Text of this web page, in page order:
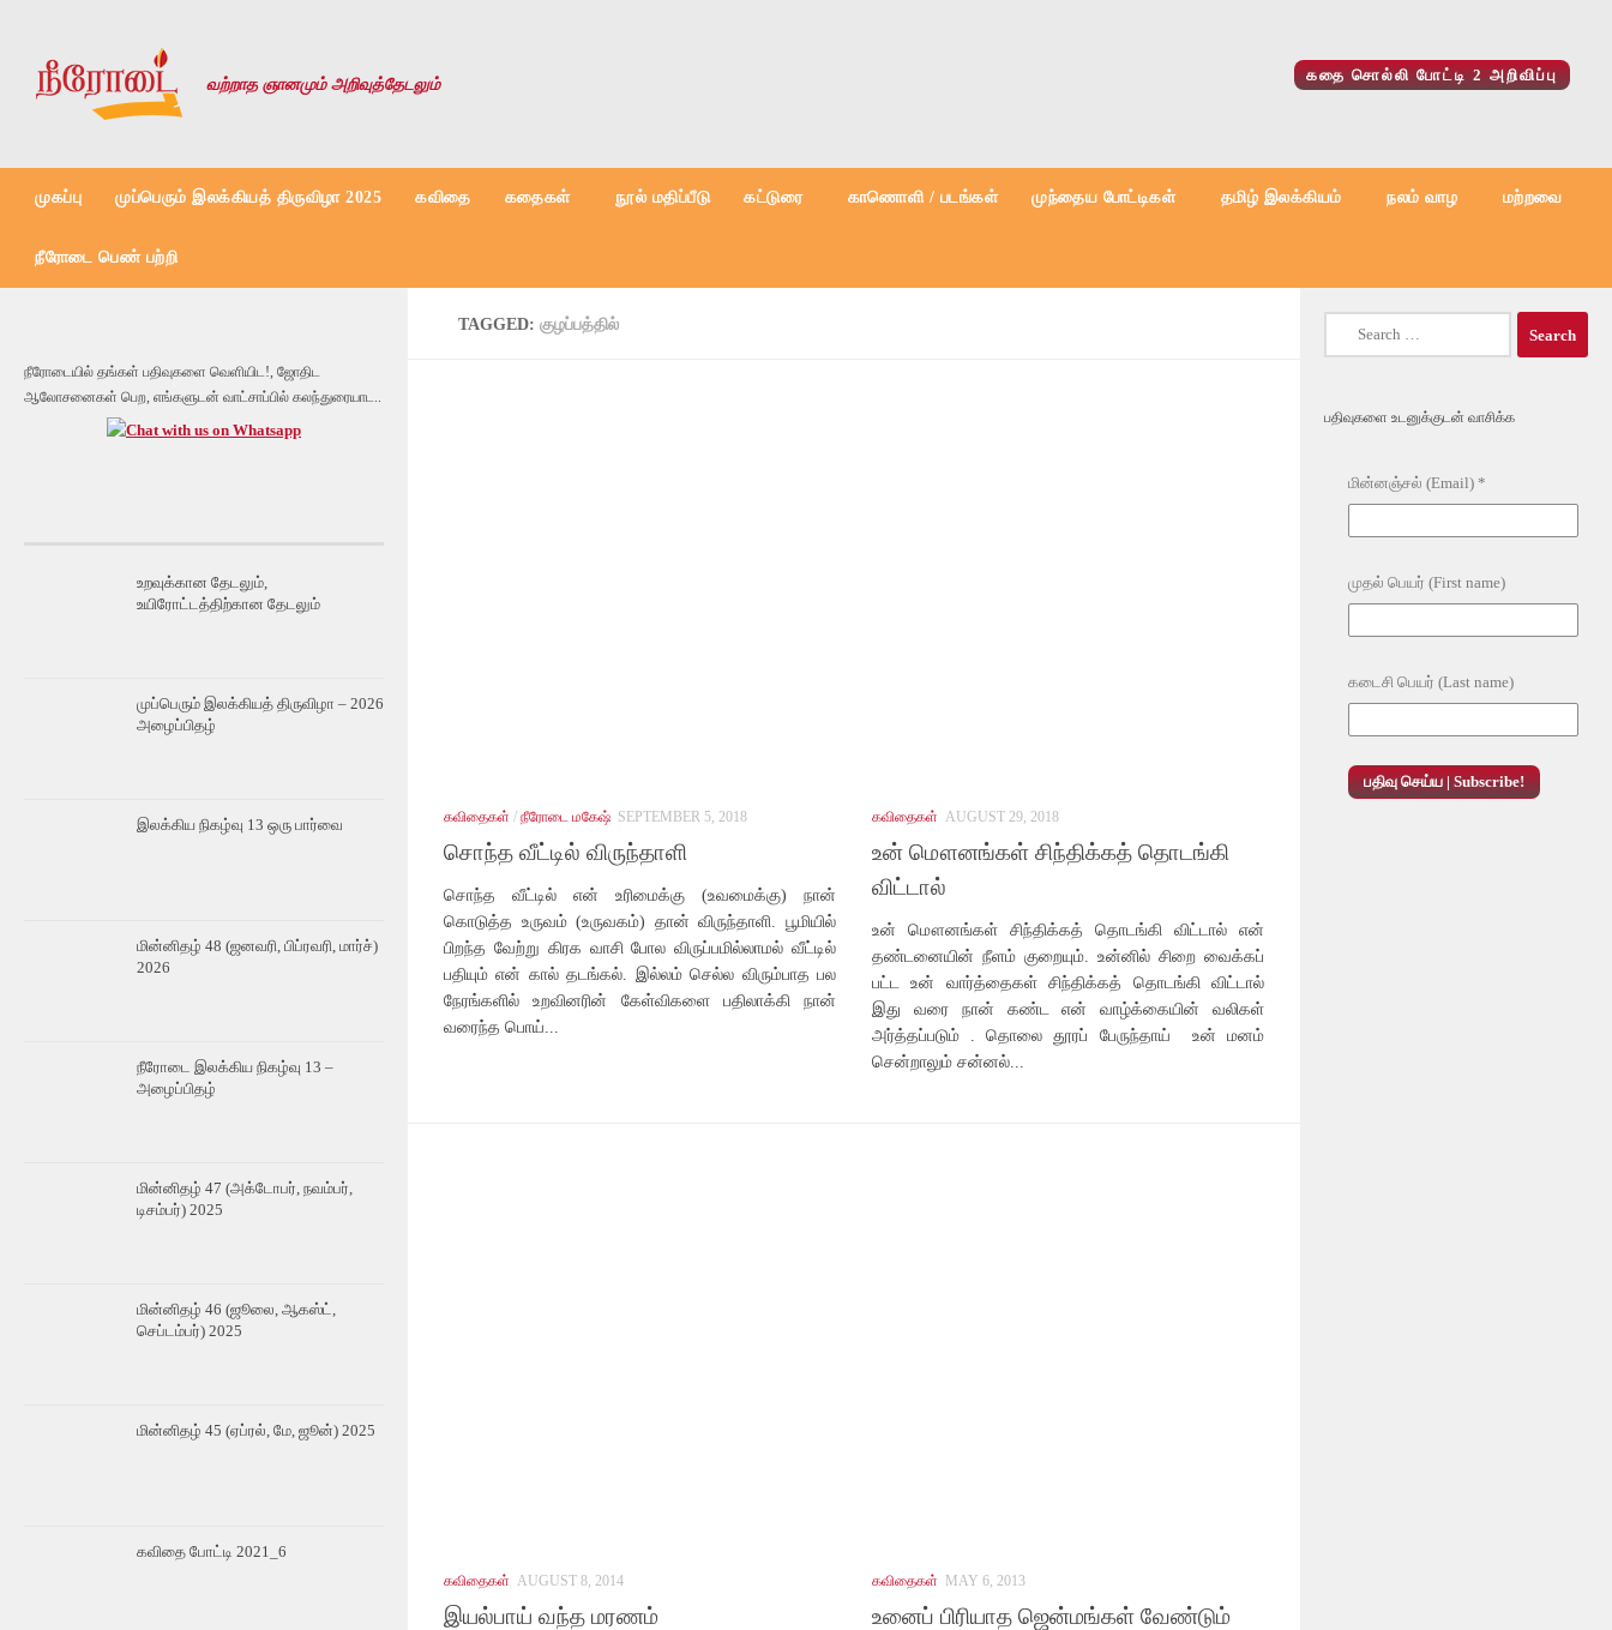
வற்றாத ஞானமும் அறிவுத்தேடலும் கதை சொல்லி போட்டி 2 அறிவிப்பு
முகப்பு முப்பெரும் இலக்கியத் திருவிழா 2025 கவிதை கதைகள் நூல் மதிப்பீடு கட்டுரை காணொளி / படங்கள் முந்தைய போட்டிகள் தமிழ் இலக்கியம் நலம் வாழ மற்றவை
நீரோடை பெண் பற்றி
TAGGED: குழப்பத்தில்
கவிதைகள் / நீரோடை மகேஷ் SEPTEMBER 5, 2018
சொந்த வீட்டில் விருந்தாளி
சொந்த வீட்டில் என் உரிமைக்கு (உவமைக்கு) நான்
கொடுத்த உருவம் (உருவகம்) தான் விருந்தாளி. பூமியில்
பிறந்த வேற்று கிரக வாசி போல விருப்பமில்லாமல் வீட்டில்
பதியும் என் கால் தடங்கல். இல்லம் செல்ல விரும்பாத பல
நேரங்களில் உறவினரின் கேள்விகளை பதிலாக்கி நான்
வரைந்த பொய்...
கவிதைகள் AUGUST 29, 2018
உன் மௌனங்கள் சிந்திக்கத் தொடங்கி
விட்டால்
உன் மௌனங்கள் சிந்திக்கத் தொடங்கி விட்டால் என்
தண்டனையின் நீளம் குறையும். உன்னில் சிறை வைக்கப்
பட்ட உன் வார்த்தைகள் சிந்திக்கத் தொடங்கி விட்டால்
இது வரை நான் கண்ட என் வாழ்க்கையின் வலிகள்
அர்த்தப்படும் . தொலை தூரப் பேருந்தாய் உன் மனம்
சென்றாலும் சன்னல்...
கவிதைகள் AUGUST 8, 2014
இயல்பாய் வந்த மரணம்
கவிதைகள் MAY 6, 2013
உனைப் பிரியாத ஜென்மங்கள் வேண்டும்
நீரோடையில் தங்கள் பதிவுகளை வெளியிட!, ஜோதிட
ஆலோசனைகள் பெற, எங்களுடன் வாட்சாப்பில் கலந்துரையாட..
உறவுக்கான தேடலும்,
உயிரோட்டத்திற்கான தேடலும்
முப்பெரும் இலக்கியத் திருவிழா – 2026
அழைப்பிதழ்
இலக்கிய நிகழ்வு 13 ஒரு பார்வை
மின்னிதழ் 48 (ஜனவரி, பிப்ரவரி, மார்ச்)
2026
நீரோடை இலக்கிய நிகழ்வு 13 –
அழைப்பிதழ்
மின்னிதழ் 47 (அக்டோபர், நவம்பர்,
டிசம்பர்) 2025
மின்னிதழ் 46 (ஜூலை, ஆகஸ்ட்,
செப்டம்பர்) 2025
மின்னிதழ் 45 (ஏப்ரல், மே, ஜூன்) 2025
கவிதை போட்டி 2021_6
பதிவுகளை உடனுக்குடன் வாசிக்க
மின்னஞ்சல் (Email) *
முதல் பெயர் (First name)
கடைசி பெயர் (Last name)